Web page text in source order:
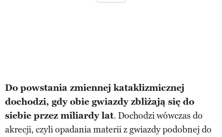
Do powstania zmiennej kataklizmicznej
dochodzi, gdy obie gwiazdy zbliżają się do
siebie przez miliardy lat. Dochodzi wówczas do
akrecji, czyli opadania materii z gwiazdy podobnej do